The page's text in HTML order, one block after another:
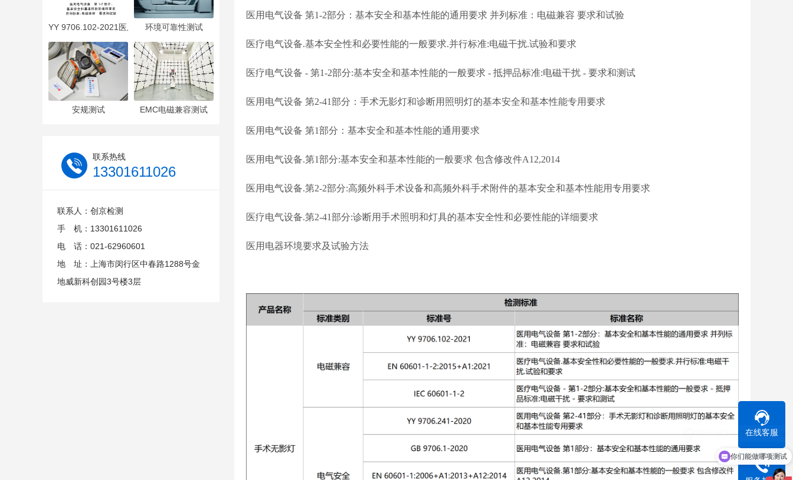
YY 9706.102-2021医用电气设备 第1-2部分：基本安全和基本性能的通用要求 并列标准：···
环境可靠性测试
安规测试 EMC电磁兼容测试
联系热线
13301611026
联系人：创京检测
手 机：13301611026
电 话：021-62960601
地 址：上海市闵行区中春路1288号金
地威新科创园3号楼3层
医用电气设备 第1-2部分：基本安全和基本性能的通用要求 并列标准：电磁兼容 要求和试验
医疗电气设备.基本安全性和必要性能的一般要求.并行标准:电磁干扰.试验和要求
医疗电气设备 - 第1-2部分:基本安全和基本性能的一般要求 - 抵押品标准:电磁干扰 - 要求和测试
医用电气设备 第2-41部分：手术无影灯和诊断用照明灯的基本安全和基本性能专用要求
医用电气设备 第1部分：基本安全和基本性能的通用要求
医用电气设备.第1部分:基本安全和基本性能的一般要求 包含修改件A12,2014
医用电气设备.第2-2部分:高频外科手术设备和高频外科手术附件的基本安全和基本性能用专用要求
医疗电气设备.第2-41部分:诊断用手术照明和灯具的基本安全性和必要性能的详细要求
医用电器环境要求及试验方法
在线客服
你们能做哪项测试